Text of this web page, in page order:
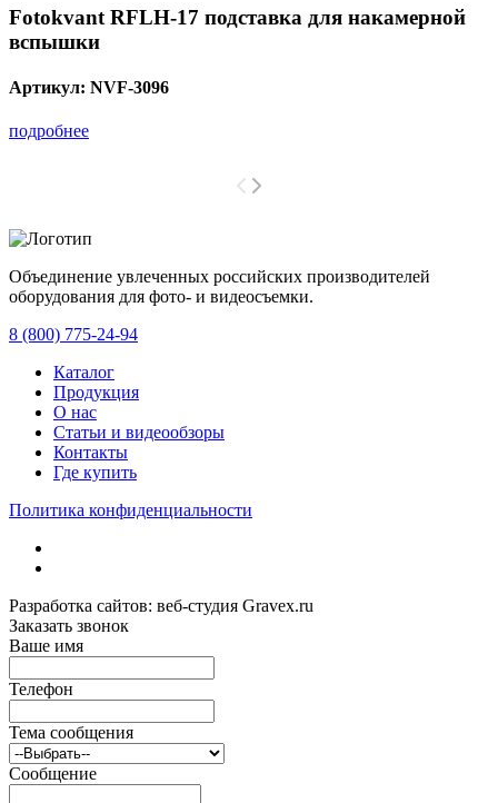
Fotokvant RFLH-17 подставка для накамерной
вспышки
Артикул: NVF-3096
подробнее
Объединение увлеченных российских производителей
оборудования для фото- и видеосъемки.
8 (800) 775-24-94
Каталог
Продукция
О нас
Статьи и видеообзоры
Контакты
Где купить
Политика конфиденциальности
Разработка сайтов: веб-студия Gravex.ru
Заказать звонок
Ваше имя
Телефон
Тема сообщения
Сообщение